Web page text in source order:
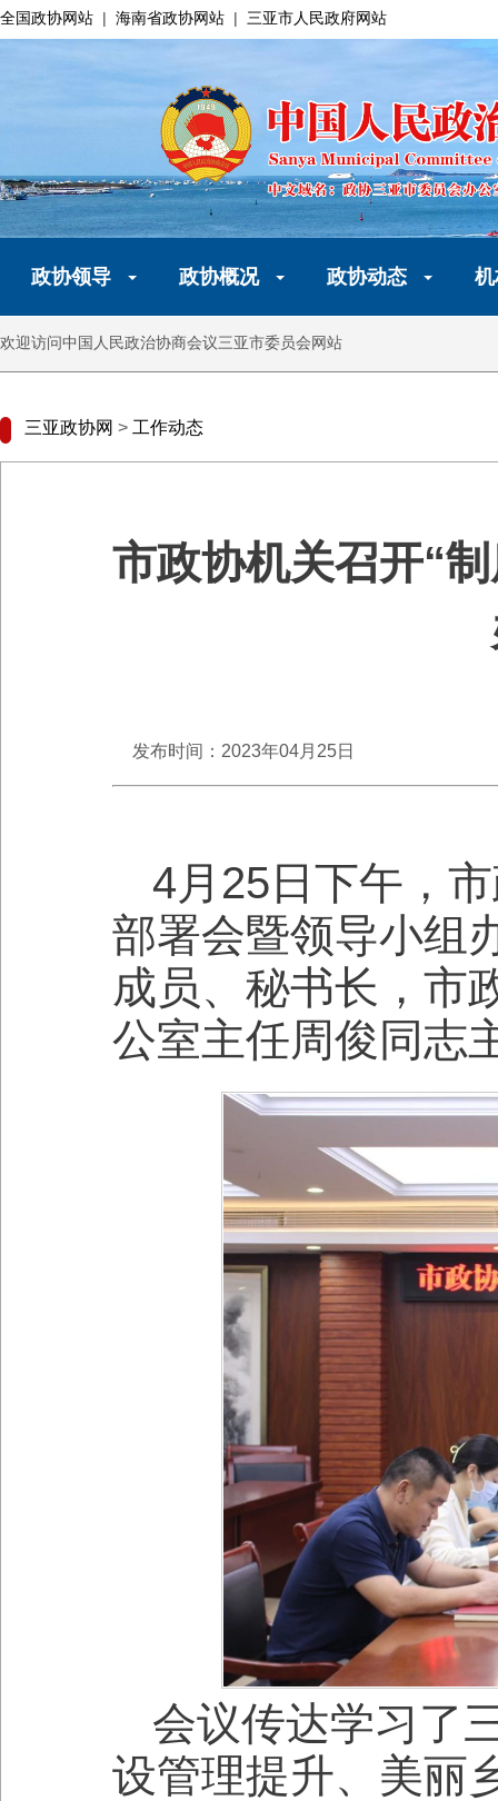
全国政协网站 | 海南省政协网站 | 三亚市人民政府网站
政协领导 政协概况 政协动态
欢迎访问中国人民政治协商会议三亚市委员会网站
三亚政协网 > 工作动态
市政协机关召开“
发布时间：2023年04月25日
4月25日下午，
部署会暨领导小组
成员、秘书长，市
公室主任周俊同志
会议传达学习了
设管理提升、美丽